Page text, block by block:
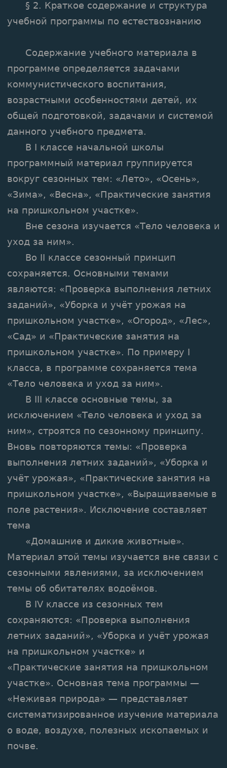
§ 2. Краткое содержание и структура
учебной программы по естествознанию
Содержание учебного материала в
программе определяется задачами
коммунистического воспитания,
возрастными особенностями детей, их
общей подготовкой, задачами и системой
данного учебного предмета.
В I классе начальной школы
программный материал группируется
вокруг сезонных тем: «Лето», «Осень»,
«Зима», «Весна», «Практические занятия
на пришкольном участке».
Вне сезона изучается «Тело человека и
уход за ним».
Во II классе сезонный принцип
сохраняется. Основными темами
являются: «Проверка выполнения летних
заданий», «Уборка и учёт урожая на
пришкольном участке», «Огород», «Лес»,
«Сад» и «Практические занятия на
пришкольном участке». По примеру I
класса, в программе сохраняется тема
«Тело человека и уход за ним».
В III классе основные темы, за
исключением «Тело человека и уход за
ним», строятся по сезонному принципу.
Вновь повторяются темы: «Проверка
выполнения летних заданий», «Уборка и
учёт урожая», «Практические занятия на
пришкольном участке», «Выращиваемые в
поле растения». Исключение составляет
тема
«Домашние и дикие животные».
Материал этой темы изучается вне связи с
сезонными явлениями, за исключением
темы об обитателях водоёмов.
В IV классе из сезонных тем
сохраняются: «Проверка выполнения
летних заданий», «Уборка и учёт урожая
на пришкольном участке» и
«Практические занятия на пришкольном
участке». Основная тема программы —
«Неживая природа» — представляет
систематизированное изучение материала
о воде, воздухе, полезных ископаемых и
почве.